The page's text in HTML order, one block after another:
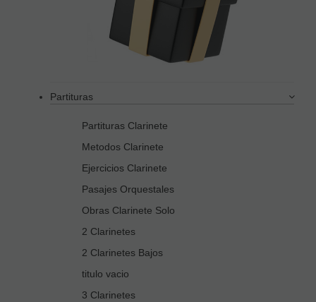
Partituras
Partituras Clarinete
Metodos Clarinete
Ejercicios Clarinete
Pasajes Orquestales
Obras Clarinete Solo
2 Clarinetes
2 Clarinetes Bajos
titulo vacio
3 Clarinetes